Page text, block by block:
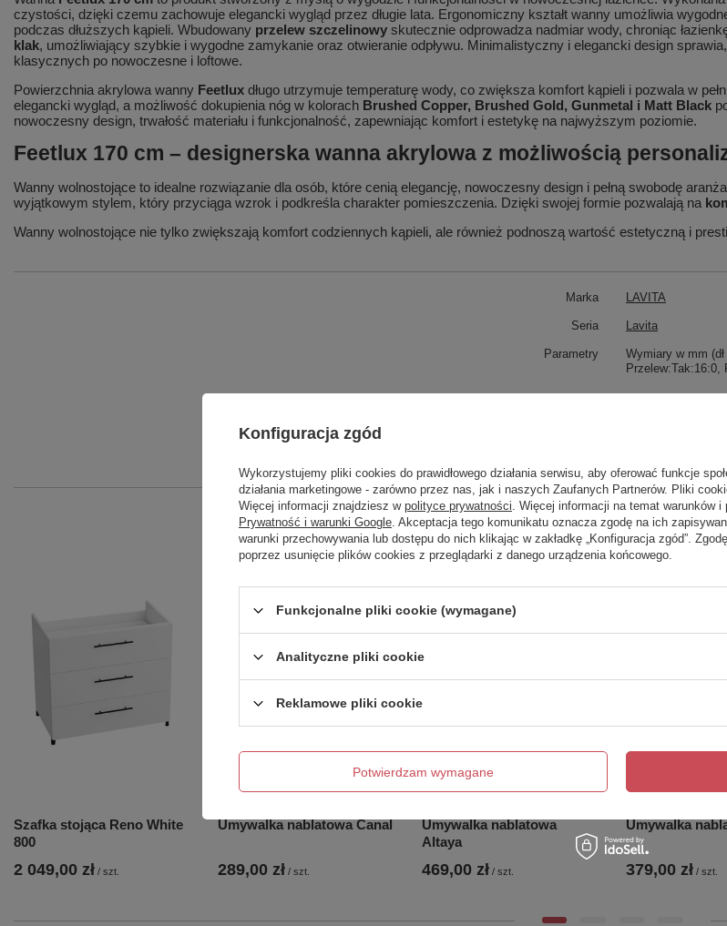
czystości, dzięki czemu zachowuje elegancki wygląd przez długie lata. Ergonomiczny kształt wanny umożliwia
podczas dłuższych kąpieli. Wbudowany przelew szczelinowy skutecznie odprowadza nadmiar wody, chroniąc
klak, umożliwiający szybkie i wygodne zamykanie oraz otwieranie odpływu. Minimalistyczny i elegancki design
klasycznych po nowoczesne i loftowe.
Powierzchnia akrylowa wanny Feetlux długo utrzymuje temperaturę wody, co zwiększa komfort kąpieli i pozwala w
elegancki wygląd, a możliwość dokupienia nóg w kolorach Brushed Copper, Brushed Gold, Gunmetal i Matt Black
nowoczesny design, trwałość materiału i funkcjonalność, zapewniając komfort i estetykę na najwyższym poziomie.
Feetlux 170 cm – designerska wanna akrylowa z możliwością
Wanny wolnostojące to idealne rozwiązanie dla osób, które cenią elegancję, nowoczesny design i pełną swobodę
wyjątkowym stylem, który przyciąga wzrok i podkreśla charakter pomieszczenia. Dzięki swojej formie pozwalają na
Wanny wolnostojące nie tylko zwiększają komfort codziennych kąpieli, ale również podnoszą wartość estetyczną i
Marka LAVITA
Seria Lavita
Parametry
Wymiary w mm
Poprzedni z tej kategorii
Szafka stojąca Reno White
800
2 049,00 zł / szt.
Umywalka nablatowa Canal
289,00 zł / szt.
Umywalka nablatowa
Altaya
469,00 zł / szt.
Umywalka
379,00 zł / szt.
Następny z tej
Konfiguracja zgód
Wykorzystujemy pliki cookies do prawidłowego działania serwisu, aby oferować funkcje
działania marketingowe - zarówno przez nas, jak i naszych Zaufanych Partnerów. Pliki
Więcej informacji znajdziesz w polityce prywatności. Więcej informacji na temat warunków
Prywatność i warunki Google. Akceptacja tego komunikatu oznacza zgodę na ich
warunki przechowywania lub dostępu do nich klikając w zakładkę „Konfiguracja zgód”.
poprzez usunięcie plików cookies z przeglądarki z danego urządzenia końcowego.
Funkcjonalne pliki cookie (wymagane)
Analityczne pliki cookie
Reklamowe pliki cookie
Potwierdzam wymagane